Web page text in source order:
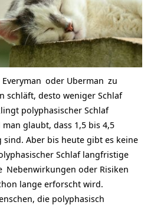
Everyman oder Uberman zu
schläft, desto weniger Schlaf
polyphasischer Schlaf
glaubt, dass 1,5 bis 4,5
sind. Aber bis heute gibt es keine
Schlaf langfristige
Nebenwirkungen oder Risiken
lange erforscht wird.
die polyphasisch